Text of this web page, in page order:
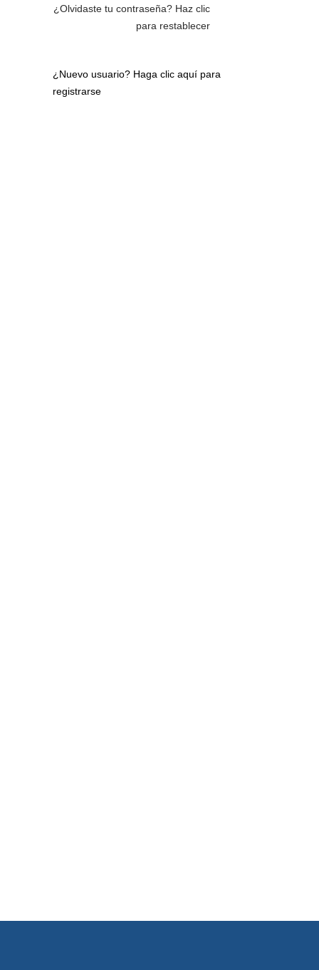
¿Olvidaste tu contraseña? Haz clic
para restablecer
¿Nuevo usuario? Haga clic aquí para
registrarse